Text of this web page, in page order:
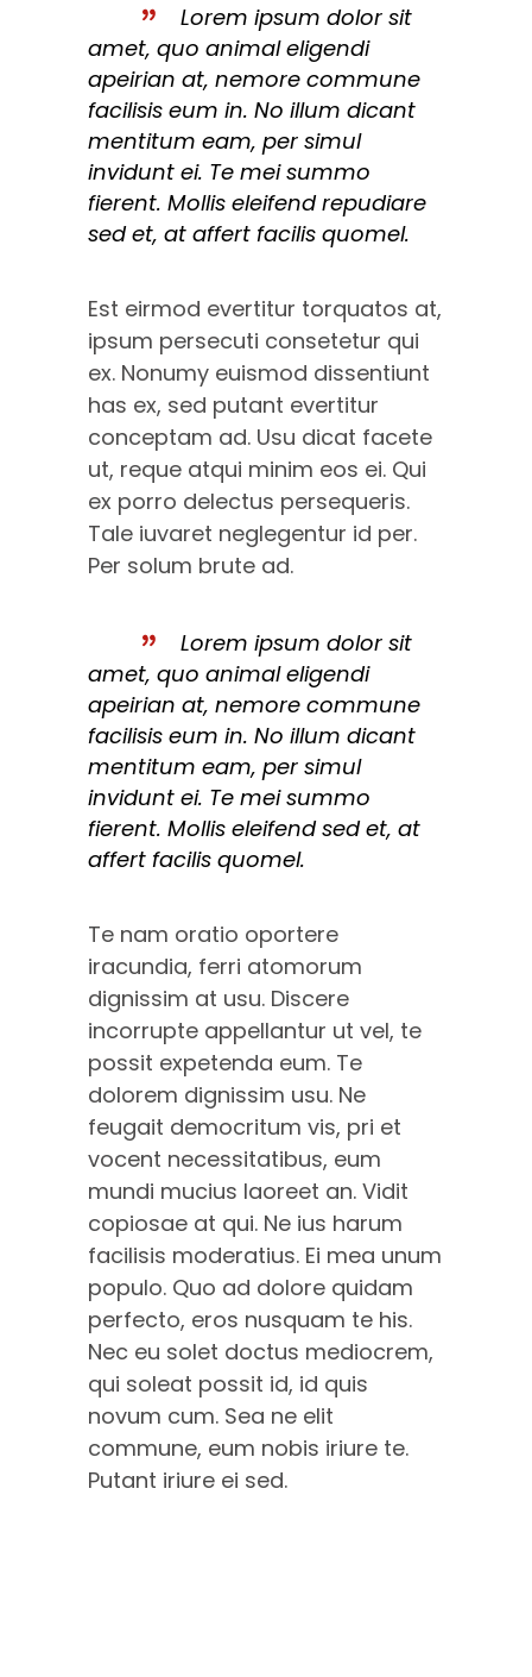
Lorem ipsum dolor sit
amet, quo animal eligendi
apeirian at, nemore commune
facilisis eum in. No illum dicant
mentitum eam, per simul
invidunt ei. Te mei summo
fierent. Mollis eleifend repudiare
sed et, at affert facilis quomel.
Est eirmod evertitur torquatos at,
ipsum persecuti consetetur qui
ex. Nonumy euismod dissentiunt
has ex, sed putant evertitur
conceptam ad. Usu dicat facete
ut, reque atqui minim eos ei. Qui
ex porro delectus persequeris.
Tale iuvaret neglegentur id per.
Per solum brute ad.
Lorem ipsum dolor sit
amet, quo animal eligendi
apeirian at, nemore commune
facilisis eum in. No illum dicant
mentitum eam, per simul
invidunt ei. Te mei summo
fierent. Mollis eleifend sed et, at
affert facilis quomel.
Te nam oratio oportere
iracundia, ferri atomorum
dignissim at usu. Discere
incorrupte appellantur ut vel, te
possit expetenda eum. Te
dolorem dignissim usu. Ne
feugait democritum vis, pri et
vocent necessitatibus, eum
mundi mucius laoreet an. Vidit
copiosae at qui. Ne ius harum
facilisis moderatius. Ei mea unum
populo. Quo ad dolore quidam
perfecto, eros nusquam te his.
Nec eu solet doctus mediocrem,
qui soleat possit id, id quis
novum cum. Sea ne elit
commune, eum nobis iriure te.
Putant iriure ei sed.